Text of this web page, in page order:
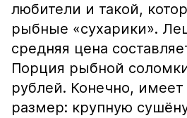
любители и такой,
рыбные «сухарики».
средняя цена
Порция рыбной
рублей. Конечно, имеет
размер: крупную